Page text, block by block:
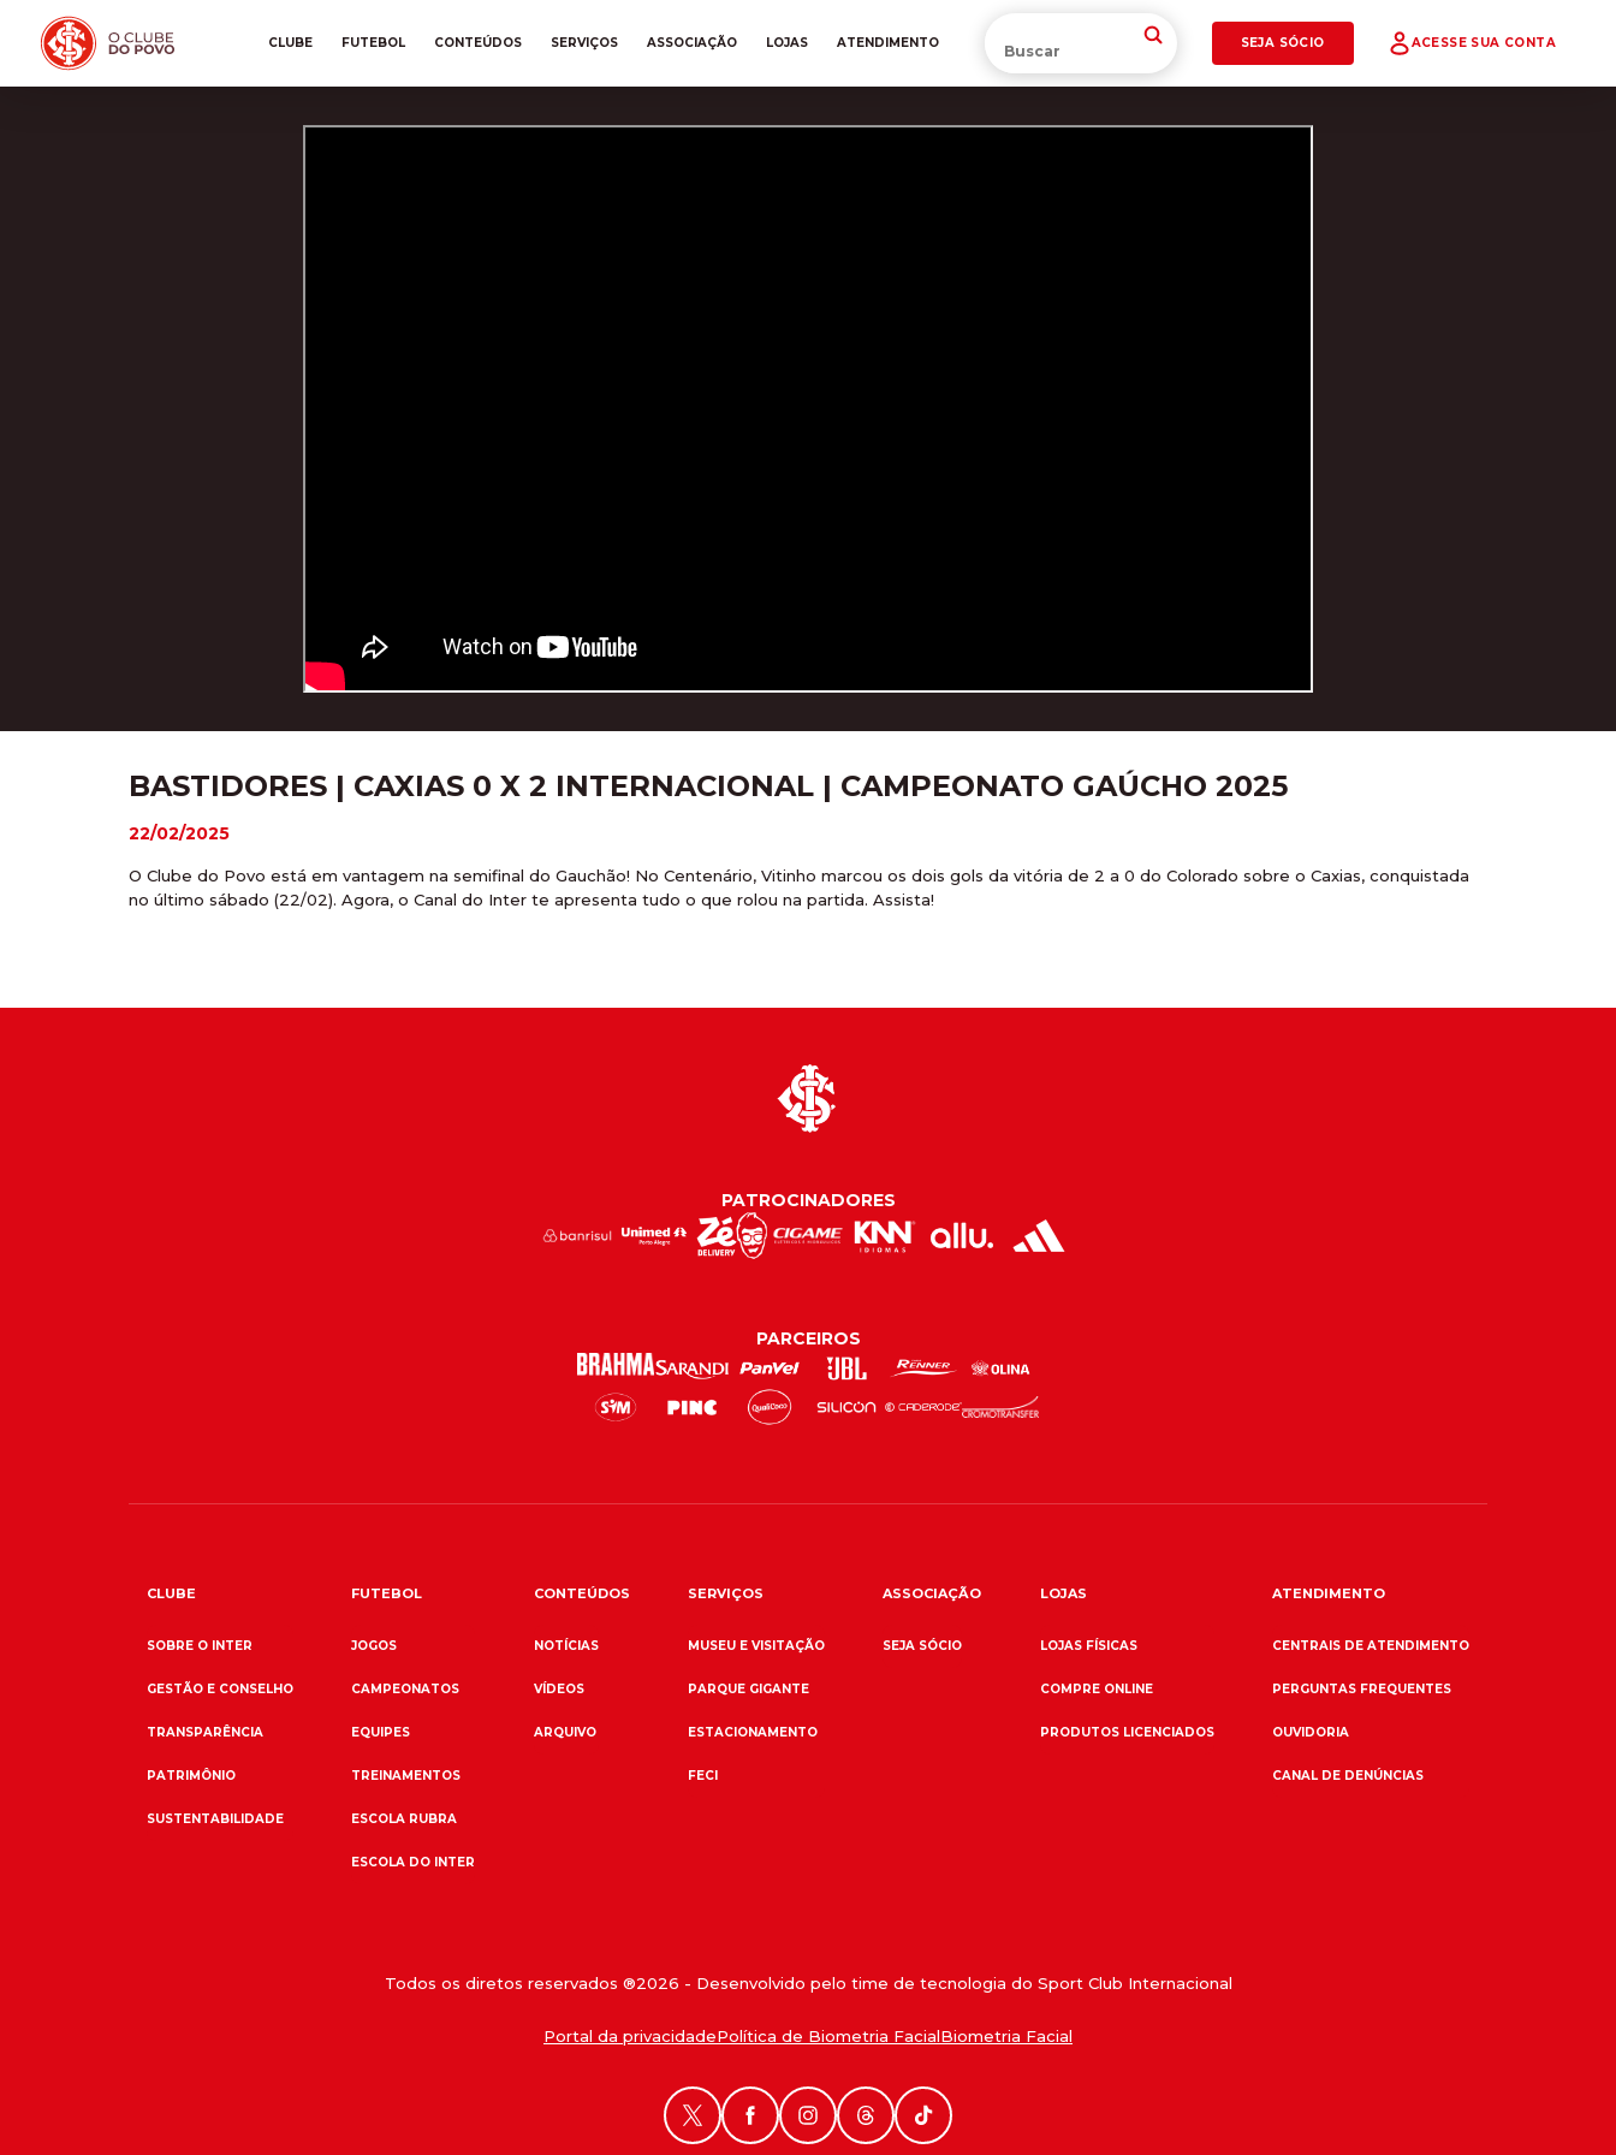
CLUBE FUTEBOL CONTEÚDOS SERVIÇOS ASSOCIAÇÃO LOJAS ATENDIMENTO SEJA SÓCIO ACESSE SUA CONTA
BASTIDORES | CAXIAS 0 X 2 INTERNACIONAL | CAMPEONATO GAÚCHO 2025
22/02/2025
O Clube do Povo está em vantagem na semifinal do Gauchão! No Centenário, Vitinho marcou os dois gols da vitória de 2 a 0 do Colorado sobre o Caxias, conquistada
no último sábado (22/02). Agora, o Canal do Inter te apresenta tudo o que rolou na partida. Assista!
PATROCINADORES
PARCEIROS
CLUBE
SOBRE O INTER
GESTÃO E CONSELHO
TRANSPARÊNCIA
PATRIMÔNIO
SUSTENTABILIDADE
FUTEBOL
JOGOS
CAMPEONATOS
EQUIPES
TREINAMENTOS
ESCOLA RUBRA
ESCOLA DO INTER
CONTEÚDOS
NOTÍCIAS
VÍDEOS
ARQUIVO
SERVIÇOS
MUSEU E VISITAÇÃO
PARQUE GIGANTE
ESTACIONAMENTO
FECI
ASSOCIAÇÃO
SEJA SÓCIO
LOJAS
LOJAS FÍSICAS
COMPRE ONLINE
PRODUTOS LICENCIADOS
ATENDIMENTO
CENTRAIS DE ATENDIMENTO
PERGUNTAS FREQUENTES
OUVIDORIA
CANAL DE DENÚNCIAS
Todos os diretos reservados ®2026 - Desenvolvido pelo time de tecnologia do Sport Club Internacional
Portal da privacidadePolítica de Biometria FacialBiometria Facial